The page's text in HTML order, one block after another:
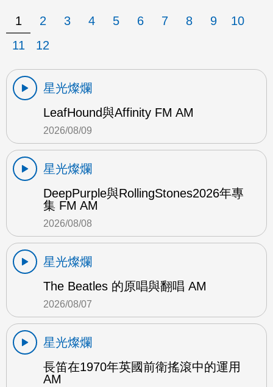
1 2 3 4 5 6 7 8 9
10
11
12
星光燦爛
LeafHound與Affinity FM AM
2026/08/09
星光燦爛
DeepPurple與RollingStones2026年專
集 FM AM
2026/08/08
星光燦爛
The Beatles 的原唱與翻唱 AM
2026/08/07
星光燦爛
長笛在1970年英國前衛搖滾中的運用
AM